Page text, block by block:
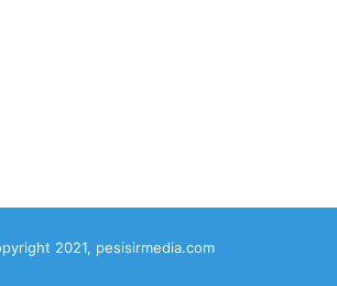
2021, pesisirmedia.com